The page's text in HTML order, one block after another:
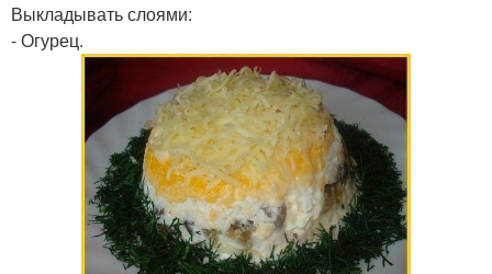
Выкладывать слоями:
- Огурец.